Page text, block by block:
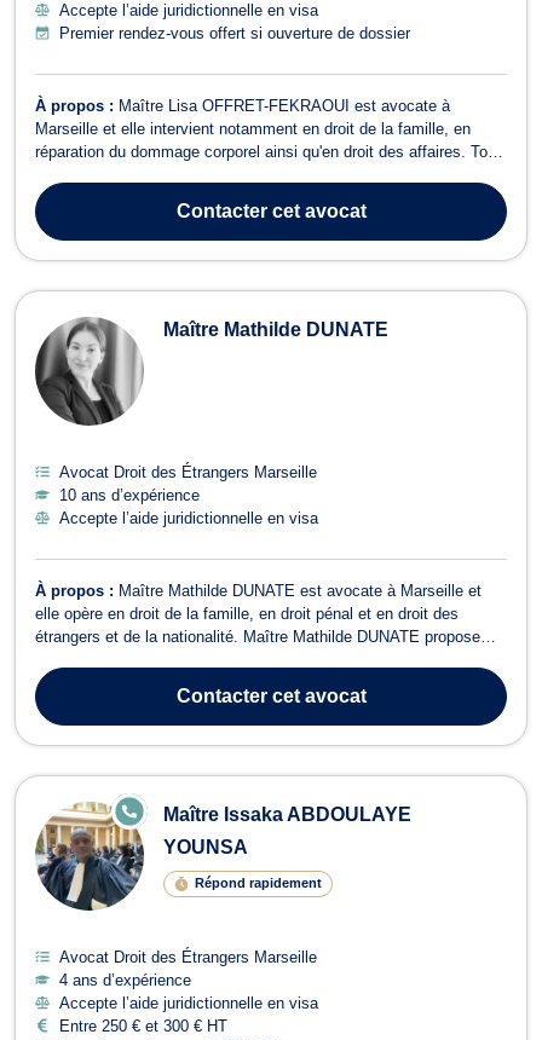
Accepte l’aide juridictionnelle en visa
Premier rendez-vous offert si ouverture de dossier
À propos : Maître Lisa OFFRET-FEKRAOUI est avocate à
Marseille et elle intervient notamment en droit de la famille, en
réparation du dommage corporel ainsi qu'en droit des affaires. Tout
réparation de votre dommage corporel en cas d'accident de voiture,
erreur médical ou agres...Contactercet avocat
Maître Mathilde DUNATE
Avocat Droit des Étrangers Marseille
10 ans d’expérience
Accepte l’aide juridictionnelle en visa
À propos : Maître Mathilde DUNATE est avocate à Marseille et
elle opère en droit de la famille, en droit pénal et en droit des
étrangers et de la nationalité. Maître Mathilde DUNATE propose
concerne un divorce contentieux ou par consentement mutuel, la
fixation de la p...
Contactercet avocat
Maître Issaka ABDOULAYE
YOUNSA
Répond rapidement
E
N
LI
G
N
E
Avocat Droit des Étrangers Marseille
4 ans d’expérience
Accepte l’aide juridictionnelle en visa
Entre 250 € et 300 € HT